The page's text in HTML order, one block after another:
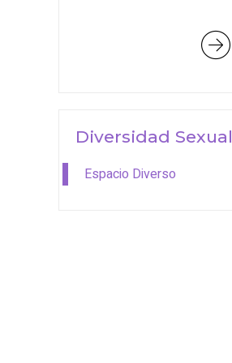
Diversidad Sexual
Espacio Diverso